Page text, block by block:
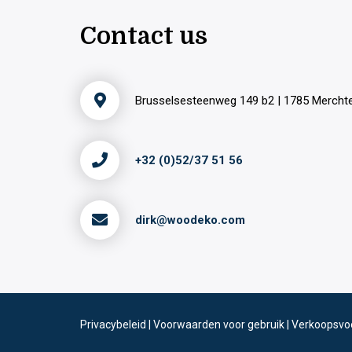
Contact us
Brusselsesteenweg 149 b2 | 1785
+32 (0)52/37 51 56
dirk@woodeko.com
Privacybeleid Voorwaarden voor gebruik